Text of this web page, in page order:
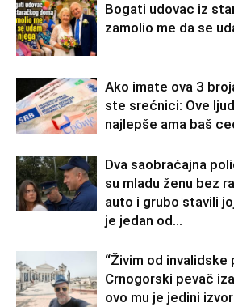
Bogati udovac iz
zamolio me da se
Ako imate ova 3
ste srećnici: Ove
najlepše ama baš
Dva saobraćajna
su mladu ženu bez
auto i grubo stavili
je jedan od...
“Živim od invalidske
Crnogorski pevač
ovo mu je jedini